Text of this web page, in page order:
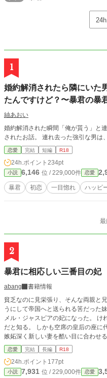
1
婚約解消されたら隣にいた
たんですけど？〜暴君の暴
紬あおい
婚約解消された瞬間「俺が貰う」と
されたお話。 連れ去った強引な男は
恋愛 完結 短編 R18
24h.ポイント 234pt
小説 6,146 位 / 229,000件 恋愛
暴君 初恋 一目惚れ ハッピ
2
暴君に相応しい三番目の妃
abang
書籍情報
貧乏なのに見栄張り、そんな両親と兄妹の
うにして帝国へと送られる筈だっ
メル・ジャスピアの妃になった。 けれど三番目の妃の役割は情婦のようなもの
だと知る。 しかも空席の皇后の座に代わって権力をもつ二番目の妃 アエリは
嫉妬深く新しい妻を酷い目に合わせ
い。 そうして家族に都合よく売られてしまったお人好しなドルチェ・ヴァニテ
ィはドルチェ・ジャスピアとなった
そして……「魔法が使えたのか？」素晴ら
婦？いいわ、なんだってやってあげる。 けれど、私を侮らないで。 う
恋愛 完結 長編 R18
24h.ポイント 177pt
小説 7,931 位 / 229,000件 恋愛